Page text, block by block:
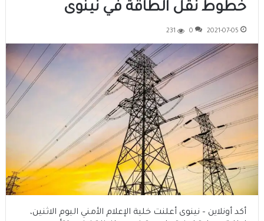
خطوط نقل الطاقة في نينوى
2021-07-05
0
231
أكد أونلاين – نينوى أعلنت خلية الإعلام الأمني اليوم الاثنين،